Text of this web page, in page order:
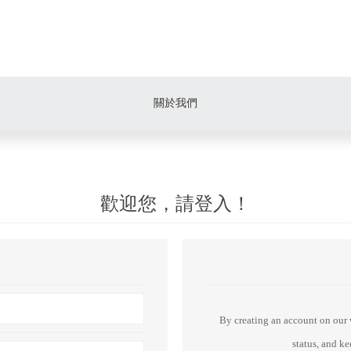
關於我們
歡迎您，請登入！
By creating an account on our
status, and